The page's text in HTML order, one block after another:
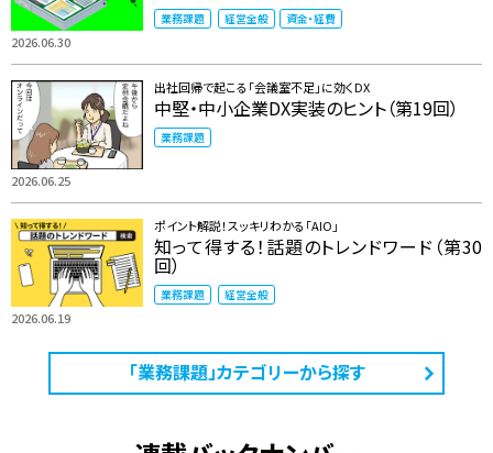
2026.06.30
業務課題 経営全般 資金・経費
2026.06.25
出社回帰で起こる「会議室不足」に効くDX
中堅・中小企業DX実装のヒント（第19回）
業務課題
2026.06.19
ポイント解説！スッキリわかる「AIO」
知って得する！話題のトレンドワード（第30
回）
業務課題 経営全般
「業務課題」カテゴリーから探す